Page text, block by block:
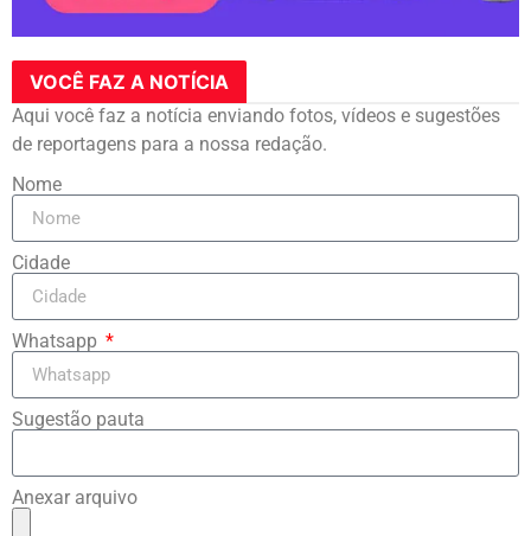
VOCÊ FAZ A NOTÍCIA
Aqui você faz a notícia enviando fotos, vídeos e sugestões
de reportagens para a nossa redação.
Nome
Cidade
Whatsapp
Sugestão pauta
Anexar arquivo